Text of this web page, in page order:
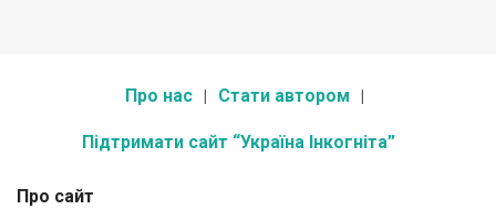
Про нас Стати автором
Підтримати сайт “Україна Інкогніта”
Про сайт